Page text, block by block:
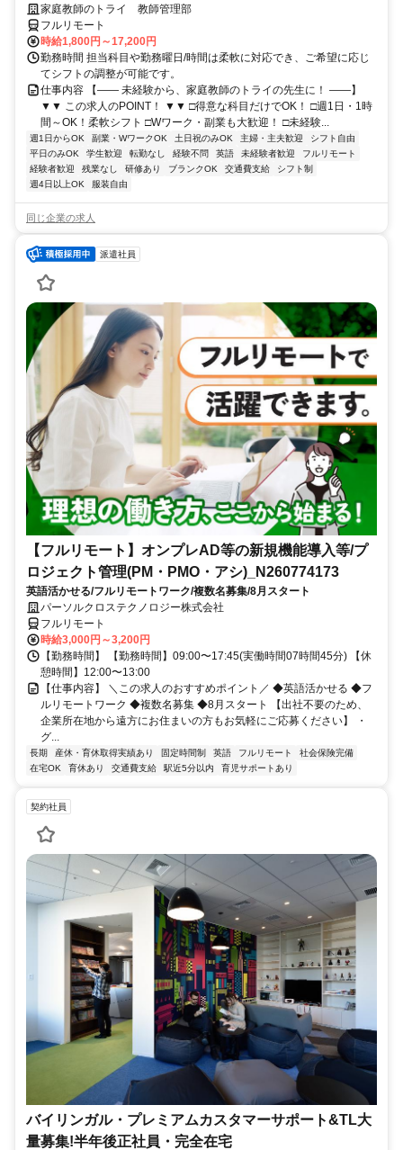
家庭教師のトライ 教師管理部
フルリモート
時給1,800円～17,200円
勤務時間 担当科目や勤務曜日/時間は柔軟に対応でき、ご希望に応じ
てシフトの調整が可能です。
仕事内容 【―― 未経験から、家庭教師のトライの先生に！ ――】
▼▼ この求人のPOINT！ ▼▼ □得意な科目だけでOK！ □週1日・1時
間～OK！柔軟シフト □Wワーク・副業も大歓迎！ □未経験...
週1日からOK 副業・WワークOK 土日祝のみOK 主婦・主夫歓迎
シフト自由
平日のみOK
学生歓迎 転勤なし 経験不問 英語 未経験者歓迎
フルリモート
経験者歓迎
残業なし 研修あり ブランクOK 交通費支給
シフト制
週4日以上OK
服装自由
同じ企業の求人
派遣社員
【フルリモート】オンプレAD等の新規機能導入等/プ
ロジェクト管理(PM・PMO・アシ)_N260774173
英語活かせる/フルリモートワーク/複数名募集/8月スタート
パーソルクロステクノロジー株式会社
フルリモート
時給3,000円～3,200円
【勤務時間】 【勤務時間】09:00〜17:45(実働時間07時間45分) 【休
憩時間】12:00〜13:00
【仕事内容】 ＼この求人のおすすめポイント／ ◆英語活かせる ◆フ
ルリモートワーク ◆複数名募集 ◆8月スタート 【出社不要のため、
企業所在地から遠方にお住まいの方もお気軽にご応募ください】 ・
グ...
長期 産休・育休取得実績あり 固定時間制 英語 フルリモート
社会保険完備
在宅OK
育休あり 交通費支給 駅近5分以内 育児サポートあり
契約社員
バイリンガル・プレミアムカスタマーサポート&TL大
量募集!半年後正社員・完全在宅